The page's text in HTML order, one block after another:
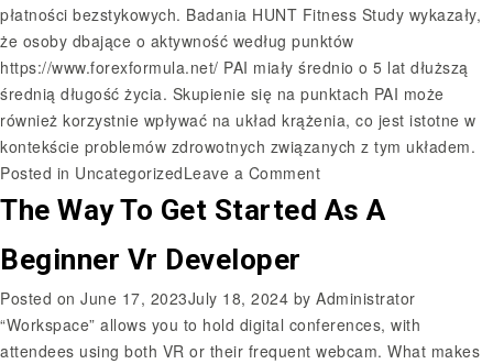
płatności bezstykowych. Badania HUNT Fitness Study wykazały,
że osoby dbające o aktywność według punktów
https://www.forexformula.net/ PAI miały średnio o 5 lat dłuższą
średnią długość życia. Skupienie się na punktach PAI może
również korzystnie wpływać na układ krążenia, co jest istotne w
kontekście problemów zdrowotnych związanych z tym układem.
Posted in UncategorizedLeave a Comment
The Way To Get Started As A
Beginner Vr Developer
Posted on June 17, 2023July 18, 2024 by Administrator
“Workspace” allows you to hold digital conferences, with
attendees using both VR or their frequent webcam. What makes